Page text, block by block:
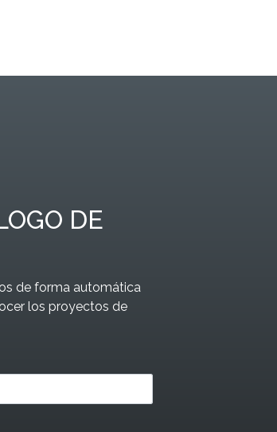
DE
de forma automática
los proyectos de